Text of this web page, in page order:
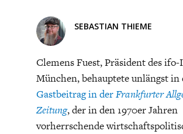
SEBASTIAN THIEME
Clemens Fuest, Präsident des
München, behauptete unlängst in
Gastbeitrag in derFrankfurter
Zeitung, der in den 1970er Jahren
vorherrschende